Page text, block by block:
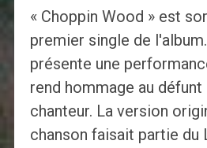
« Choppin Wood » est
premier single de
présente une
rend hommage au défunt
chanteur. La version
chanson faisait partie du